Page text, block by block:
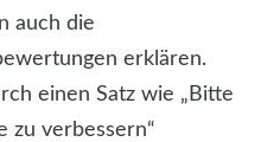
auch die
erklären.
einen Satz wie „Bitte
zu verbessern“